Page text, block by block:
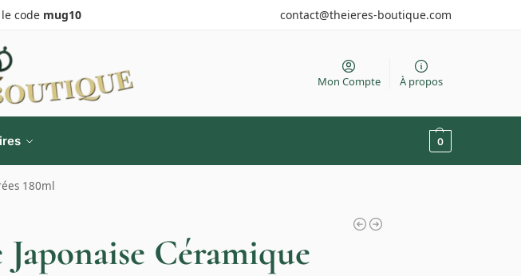
code mug10 contact@theieres-boutique.com
Mon Compte À propos
0
180ml
Japonaise Céramique